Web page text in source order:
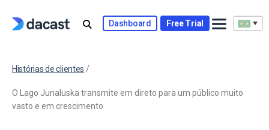
Dashboard Free Trial
Histórias de clientes /
O Lago Junaluska transmite em direto para um público muito
vasto e em crescimento